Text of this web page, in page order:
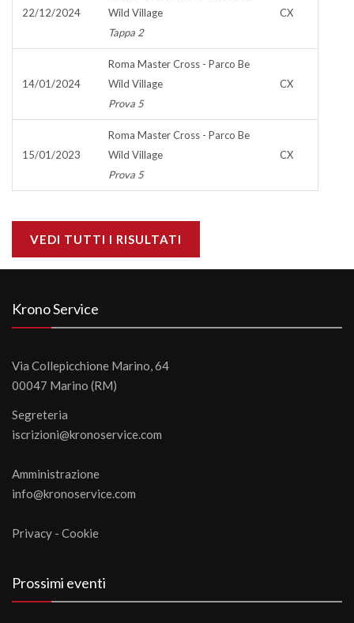
22/12/2024
Wild Village
Tappa 2
CX
14/01/2024
Roma Master Cross - Parco Be
Wild Village
Prova 5
CX
15/01/2023
Roma Master Cross - Parco Be
Wild Village
Prova 5
CX
VEDI TUTTI I RISULTATI
Krono Service
Via Collepicchione Marino, 64
00047 Marino (RM)
Segreteria
iscrizioni@kronoservice.com
Amministrazione
info@kronoservice.com
Privacy - Cookie
Prossimi eventi